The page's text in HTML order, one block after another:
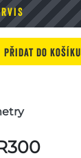
Přidat do košíku